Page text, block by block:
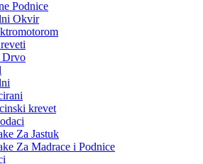
Podnice
Okvir
Drvo
krevet
Za Jastuk
Za Madrace i Podnice